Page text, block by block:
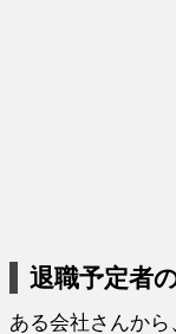
退職予定者
ある会社さんから